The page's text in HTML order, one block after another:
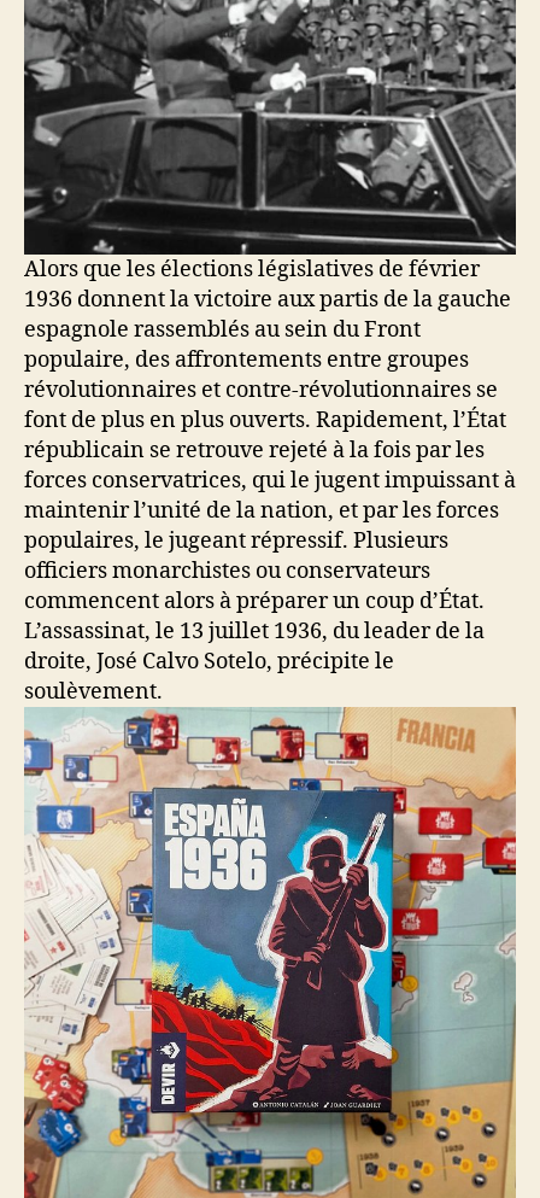
Alors que les élections législatives de février
1936 donnent la victoire aux partis de la gauche
espagnole rassemblés au sein du Front
populaire, des affrontements entre groupes
révolutionnaires et contre-révolutionnaires se
font de plus en plus ouverts. Rapidement, l’État
républicain se retrouve rejeté à la fois par les
forces conservatrices, qui le jugent impuissant à
maintenir l’unité de la nation, et par les forces
populaires, le jugeant répressif. Plusieurs
officiers monarchistes ou conservateurs
commencent alors à préparer un coup d’État.
L’assassinat, le 13 juillet 1936, du leader de la
droite, José Calvo Sotelo, précipite le
soulèvement.